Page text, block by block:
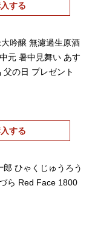
する
吟醸 無濾過生原酒
元 暑中見舞い あす
の日 プレゼント
する
ひゃくじゅうろう
ら Red Face 1800